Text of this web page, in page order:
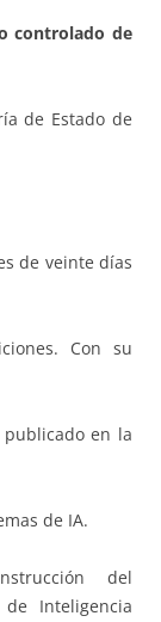
controlado de
de Estado de
de veinte días
Con su
en la
de IA.
del
Inteligencia